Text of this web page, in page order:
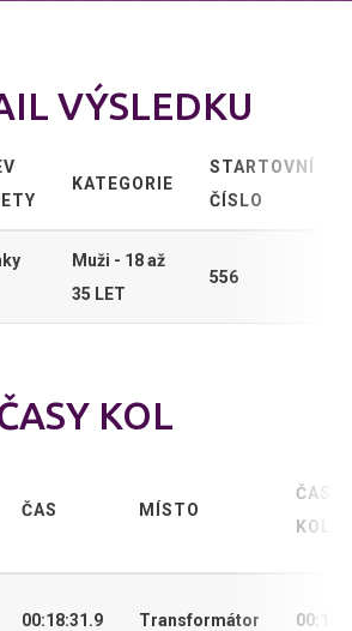
VÝSLEDKU
KATEGORIE
STARTOVNÍ
ČÍSLO
Muži - 18 až
35 LET
556
KOL
ČAS MÍSTO
ČAS
KOLA
00:18:31.9 Transformátor